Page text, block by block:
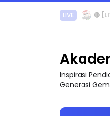
Inspirasi
Generasi